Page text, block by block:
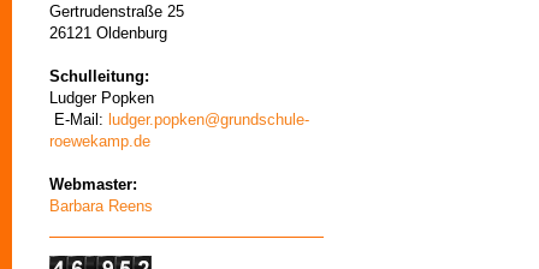
Gertrudenstraße 25
26121 Oldenburg
Schulleitung:
Ludger Popken
E-Mail: ludger.popken@grundschule-
roewekamp.de
Webmaster:
Barbara Reens